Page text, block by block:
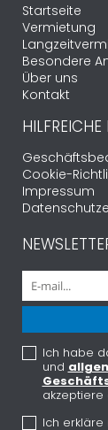
Startseite
Vermietung
Besondere
Über uns
Kontakt
HILFREICHE
Cookie-
Impressum
Ich habe
und
akzeptiere
Ich